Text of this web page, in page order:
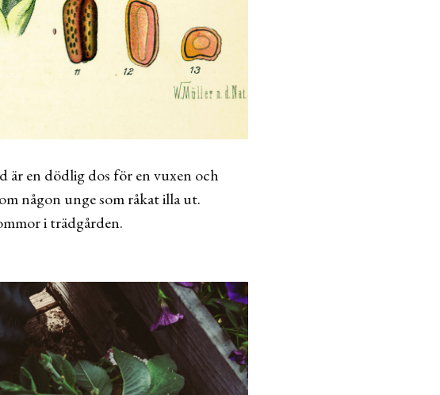
är en dödlig dos för en vuxen och
någon unge som råkat illa ut.
i trädgården.